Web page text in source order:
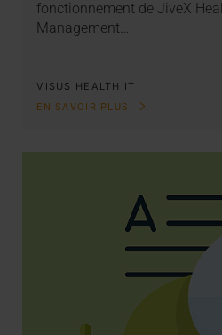
fonctionnement de JiveX
Management…
VISUS HEALTH IT
EN SAVOIR PLUS